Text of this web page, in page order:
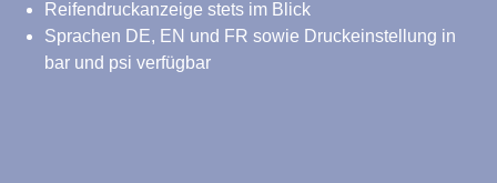
Reifendruckanzeige stets im Blick
Sprachen DE, EN und FR sowie Druckeinstellung in
bar und psi verfügbar